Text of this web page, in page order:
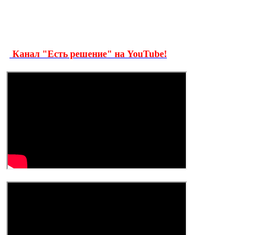
Канал "Есть решение" на YouTube!